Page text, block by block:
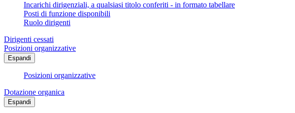
Incarichi dirigenziali, a qualsiasi titolo conferiti - in formato tabellare
Posti di funzione disponibili
Ruolo dirigenti
Dirigenti cessati
Posizioni organizzative
Espandi
Posizioni organizzative
Dotazione organica
Espandi